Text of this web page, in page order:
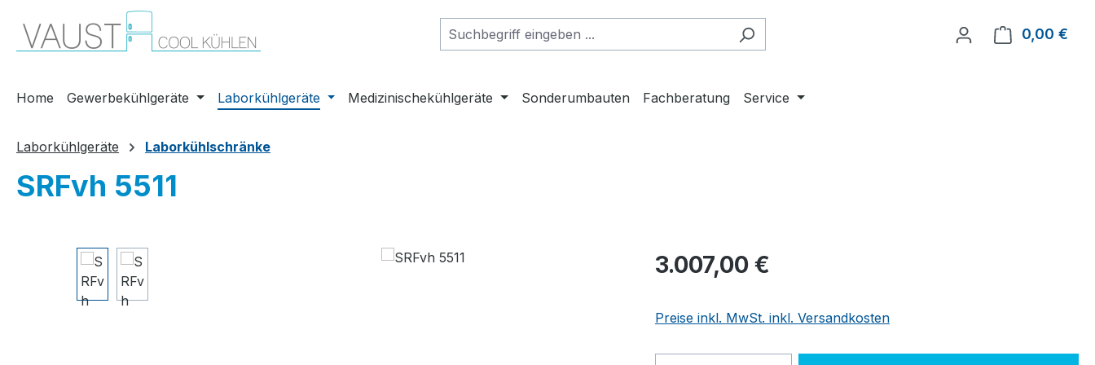
Hauptinhalt springen
Zur Suche springen
Zur Hauptnavigation springen
0,00 €
Home Gewerbekühlgeräte Laborkühlgeräte Medizinischekühlgeräte Sonderumbauten Fachberatung Service
Laborkühlgeräte Laborkühlschränke
SRFvh 5511
Bildergalerie überspringen Regulärer Preis:
3.007,00 €
Preise inkl. MwSt. inkl. Versandkosten